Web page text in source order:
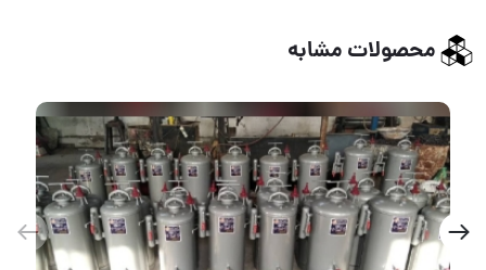
محصولات مشابه